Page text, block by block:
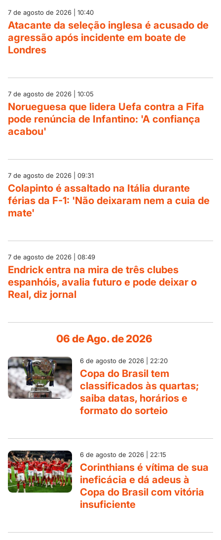
7 de agosto de 2026 | 10:40
Atacante da seleção inglesa é acusado de
agressão após incidente em boate de
Londres
7 de agosto de 2026 | 10:05
Norueguesa que lidera Uefa contra a Fifa
pode renúncia de Infantino: 'A confiança
acabou'
7 de agosto de 2026 | 09:31
Colapinto é assaltado na Itália durante
férias da F-1: 'Não deixaram nem a cuia de
mate'
7 de agosto de 2026 | 08:49
Endrick entra na mira de três clubes
espanhóis, avalia futuro e pode deixar o
Real, diz jornal
06 de Ago. de 2026
6 de agosto de 2026 | 22:20
Copa do Brasil tem
classificados às quartas;
saiba datas, horários e
formato do sorteio
6 de agosto de 2026 | 22:15
Corinthians é vítima de sua
ineficácia e dá adeus à
Copa do Brasil com vitória
insuficiente